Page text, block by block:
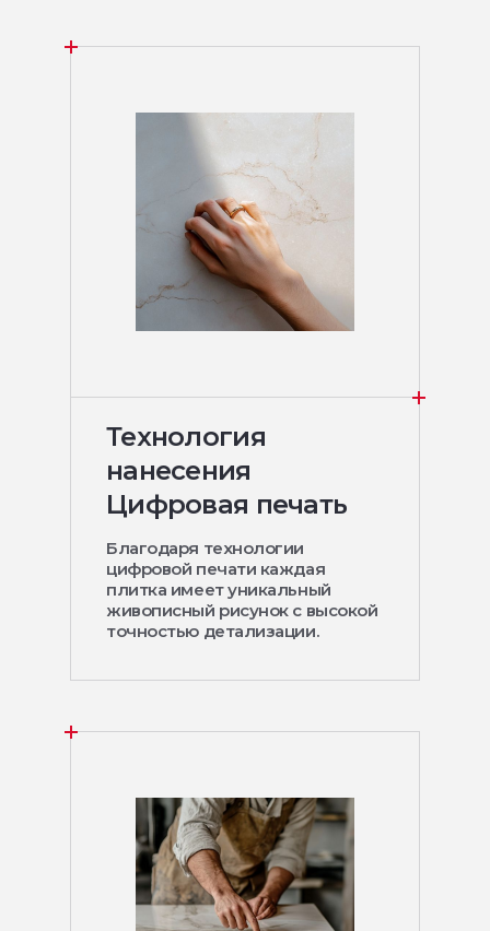
Технология
нанесения
Цифровая печать
Благодаря технологии
цифровой печати каждая
плитка имеет уникальный
живописный рисунок с высокой
точностью детализации.